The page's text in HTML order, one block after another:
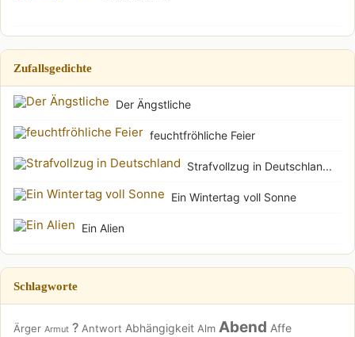
Zufallsgedichte
Der Ängstliche
feuchtfröhliche Feier
Strafvollzug in Deutschlan...
Ein Wintertag voll Sonne
Ein Alien
Schlagworte
Ärger Armut ? Antwort Abhängigkeit Alm Abend Affe